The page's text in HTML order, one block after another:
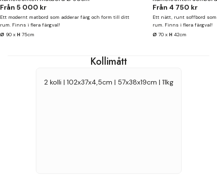
Från 5 000 kr
Ett modernt matbord som adderar färg och form till ditt
rum. Finns i flera färgval!
Ø 90 x H 75cm
Från 4 750 kr
Ett nätt, runt soffbord
rum. Finns i flera färgval!
Ø 70 x H 42cm
Kollimått
2 kolli | 102x37x4,5cm | 57x38x19cm | 11kg